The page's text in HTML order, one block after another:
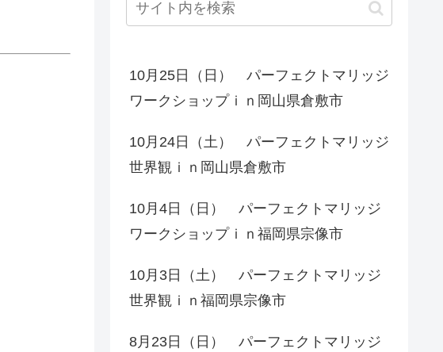
10月25日（日） パーフェクトマリッジ
ワークショップｉｎ岡山県倉敷市
10月24日（土） パーフェクトマリッジ
世界観ｉｎ岡山県倉敷市
10月4日（日） パーフェクトマリッジ
ワークショップｉｎ福岡県宗像市
10月3日（土） パーフェクトマリッジ
世界観ｉｎ福岡県宗像市
8月23日（日） パーフェクトマリッジ